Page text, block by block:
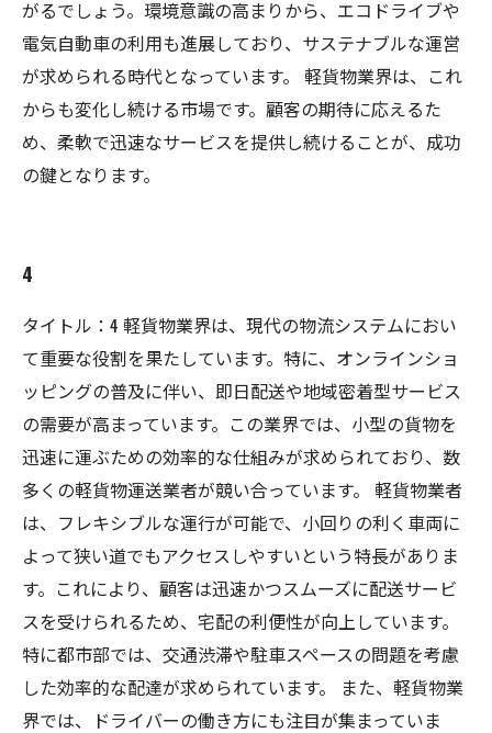
がるでしょう。環境意識の高まりから、エコドライブや
電気自動車の利用も進展しており、サステナブルな運営
が求められる時代となっています。 軽貨物業界は、これ
からも変化し続ける市場です。顧客の期待に応えるた
め、柔軟で迅速なサービスを提供し続けることが、成功
の鍵となります。
4
タイトル：4 軽貨物業界は、現代の物流システムにおい
て重要な役割を果たしています。特に、オンラインショ
ッピングの普及に伴い、即日配送や地域密着型サービス
の需要が高まっています。この業界では、小型の貨物を
迅速に運ぶための効率的な仕組みが求められており、数
多くの軽貨物運送業者が競い合っています。 軽貨物業者
は、フレキシブルな運行が可能で、小回りの利く車両に
よって狭い道でもアクセスしやすいという特長がありま
す。これにより、顧客は迅速かつスムーズに配送サービ
スを受けられるため、宅配の利便性が向上しています。
特に都市部では、交通渋滞や駐車スペースの問題を考慮
した効率的な配達が求められています。 また、軽貨物業
界では、ドライバーの働き方にも注目が集まっていま